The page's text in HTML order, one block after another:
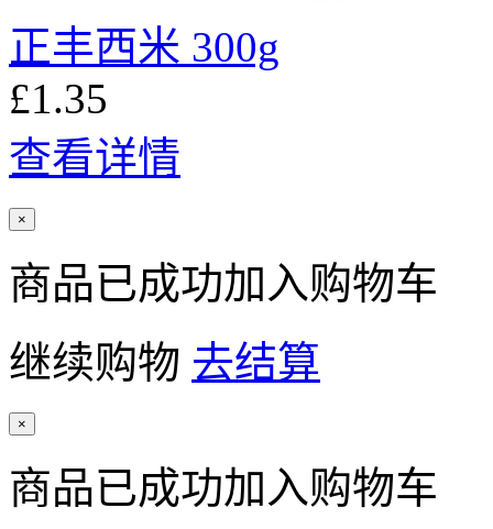
正丰西米 300g
£1.35
查看详情
×
商品已成功加入购物车
继续购物 去结算
×
商品已成功加入购物车